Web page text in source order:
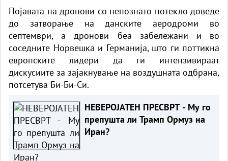
Појавата на дронови со непознато потекло доведе
до затворање на данските аеродроми во
септември, а дронови беа забележани и во
соседните Норвешка и Германија, што ги поттикна
европските лидери да ги интензивираат
дискусиите за зајакнување на воздушната одбрана,
потсетува Би-Би-Си.
НЕВЕРОЈАТЕН ПРЕСВРТ - Му го
препушта ли Трамп Ормуз на
Иран?